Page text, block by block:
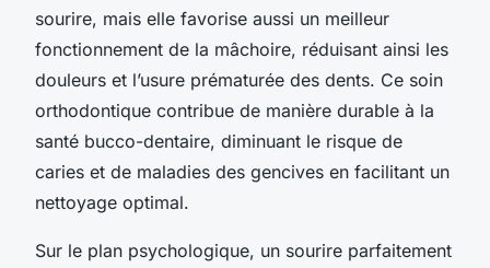
sourire, mais elle favorise aussi un meilleur
fonctionnement de la mâchoire, réduisant ainsi les
douleurs et l’usure prématurée des dents. Ce soin
orthodontique contribue de manière durable à la
santé bucco-dentaire, diminuant le risque de
caries et de maladies des gencives en facilitant un
nettoyage optimal.
Sur le plan psychologique, un sourire parfaitement